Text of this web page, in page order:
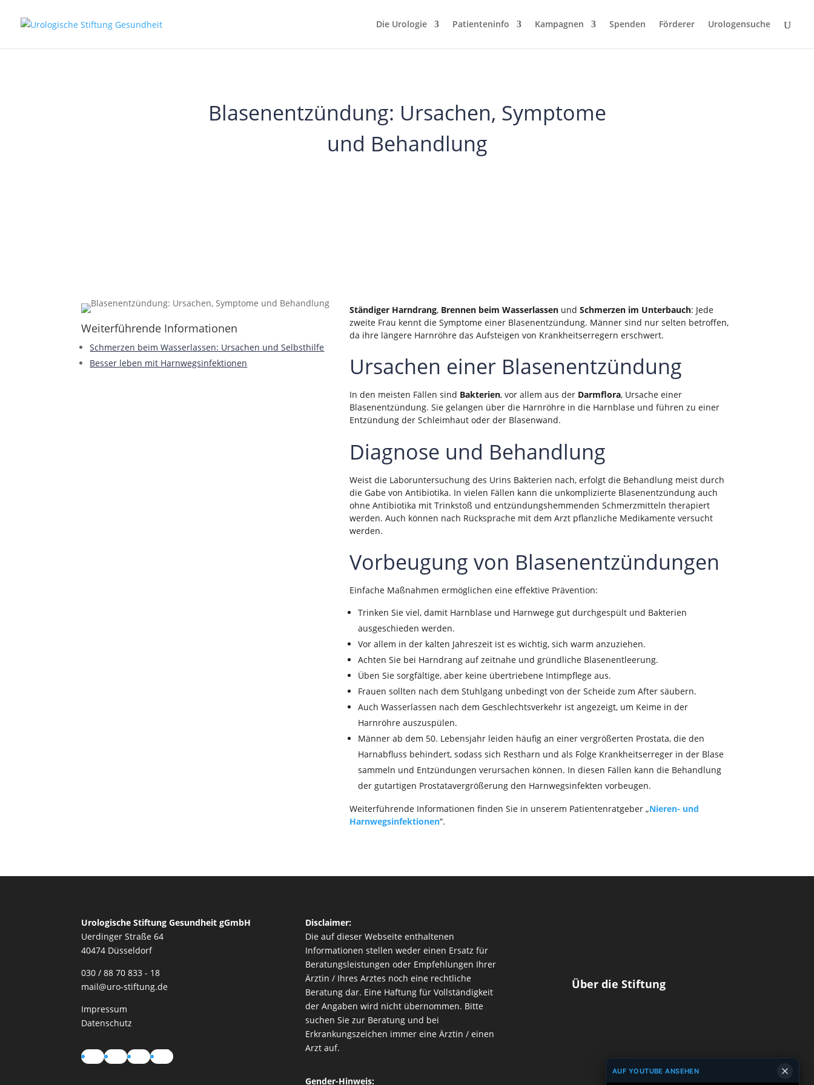
Die Urologie Patienteninfo Kampagnen Spenden Förderer Urologensuche
Blasenentzündung: Ursachen, Symptome
und Behandlung
Weiterführende Informationen
Schmerzen beim Wasserlassen: Ursachen und Selbsthilfe
Besser leben mit Harnwegsinfektionen
Ständiger Harndrang, Brennen beim Wasserlassen undSchmerzen im Unterbauch: Jede
zweite Frau kennt die Symptome einer Blasenentzündung. Männer sind nur selten betroffen,
da ihre längere Harnröhre das Aufsteigen von Krankheitserregern erschwert.
Ursachen einer Blasenentzündung
In den meisten Fällen sind Bakterien, vor allem aus der Darmflora, Ursache einer
Blasenentzündung. Sie gelangen über die Harnröhre in die Harnblase und führen zu einer
Entzündung der Schleimhaut oder der Blasenwand.
Diagnose und Behandlung
Weist die Laboruntersuchung des Urins Bakterien nach, erfolgt die Behandlung meist durch
die Gabe von Antibiotika. In vielen Fällen kann die unkomplizierte Blasenentzündung auch
ohne Antibiotika mit Trinkstoß und entzündungshemmenden Schmerzmitteln therapiert
werden. Auch können nach Rücksprache mit dem Arzt pflanzliche Medikamente versucht
werden.
Vorbeugung von Blasenentzündungen
Einfache Maßnahmen ermöglichen eine effektive Prävention:
Trinken Sie viel, damit Harnblase und Harnwege gut durchgespült und Bakterien
ausgeschieden werden.
Vor allem in der kalten Jahreszeit ist es wichtig, sich warm anzuziehen.
Achten Sie bei Harndrang auf zeitnahe und gründliche Blasenentleerung.
Üben Sie sorgfältige, aber keine übertriebene Intimpflege aus.
Frauen sollten nach dem Stuhlgang unbedingt von der Scheide zum After säubern.
Auch Wasserlassen nach dem Geschlechtsverkehr ist angezeigt, um Keime in der
Harnröhre auszuspülen.
Männer ab dem 50. Lebensjahr leiden häufig an einer vergrößerten Prostata, die den
Harnabfluss behindert, sodass sich Restharn und als Folge Krankheitserreger in der Blase
sammeln und Entzündungen verursachen können. In diesen Fällen kann die Behandlung
der gutartigen Prostatavergrößerung den Harnwegsinfekten vorbeugen.
Weiterführende Informationen finden Sie in unserem Patientenratgeber „Nieren- und
Harnwegsinfektionen“.
Urologische Stiftung Gesundheit gGmbH
Uerdinger Straße 64
40474 Düsseldorf
030 / 88 70 833 - 18
mail@uro-stiftung.de
Impressum
Datenschutz
Instagram
LinkedIn
YouTube
TikTok
Disclaimer:
Die auf dieser Webseite enthaltenen
Informationen stellen weder einen Ersatz für
Beratungsleistungen oder Empfehlungen Ihrer
Ärztin / Ihres Arztes noch eine rechtliche
Beratung dar. Eine Haftung für Vollständigkeit
der Angaben wird nicht übernommen. Bitte
suchen Sie zur Beratung und bei
Erkrankungszeichen immer eine Ärztin / einen
Arzt auf.
Gender-Hinweis:
Über die Stiftung
AUF YOUTUBE ANSEHEN